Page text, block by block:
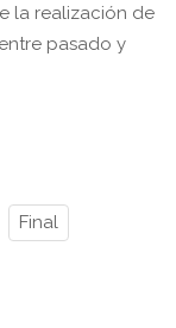
la realización de
pasado y
Final